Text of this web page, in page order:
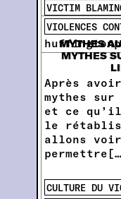
VICTIM
VIOLENCES
MYTHES
MYTHES
Après
mythes
et ce
le
allons voir
CULTURE DU